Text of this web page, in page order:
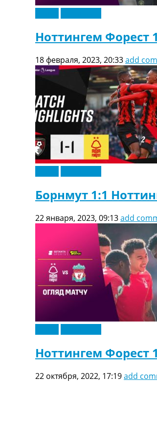
Ноттингем Форест
18 февраля, 2023, 20:33add
Борнмут 1:1
22 января, 2023, 09:13add
Ноттингем Форест
22 октября, 2022, 17:19add